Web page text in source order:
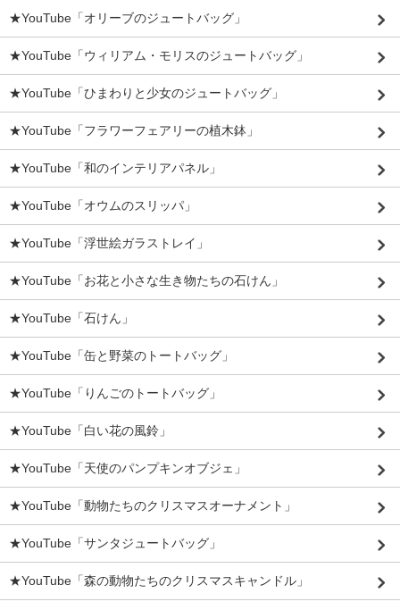
★YouTube「オリーブのジュートバッグ」
★YouTube「ウィリアム・モリスのジュートバッグ」
★YouTube「ひまわりと少女のジュートバッグ」
★YouTube「フラワーフェアリーの植木鉢」
★YouTube「和のインテリアパネル」
★YouTube「オウムのスリッパ」
★YouTube「浮世絵ガラストレイ」
★YouTube「お花と小さな生き物たちの石けん」
★YouTube「石けん」
★YouTube「缶と野菜のトートバッグ」
★YouTube「りんごのトートバッグ」
★YouTube「白い花の風鈴」
★YouTube「天使のパンプキンオブジェ」
★YouTube「動物たちのクリスマスオーナメント」
★YouTube「サンタジュートバッグ」
★YouTube「森の動物たちのクリスマスキャンドル」